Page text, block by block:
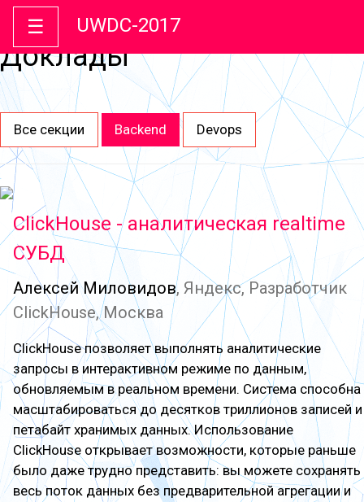
☰ UWDC-2017
Доклады
Все секции Backend Devops
ClickHouse - аналитическая realtime
СУБД
Алексей Миловидов, Яндекс, Разработчик
ClickHouse, Москва
ClickHouse позволяет выполнять аналитические
запросы в интерактивном режиме по данным,
обновляемым в реальном времени. Система способна
масштабироваться до десятков триллионов записей и
петабайт хранимых данных. Использование
ClickHouse открывает возможности, которые раньше
было даже трудно представить: вы можете сохранять
весь поток данных без предварительной агрегации и